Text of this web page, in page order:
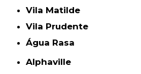
Vila Matilde
Vila Prudente
Água Rasa
Alphaville